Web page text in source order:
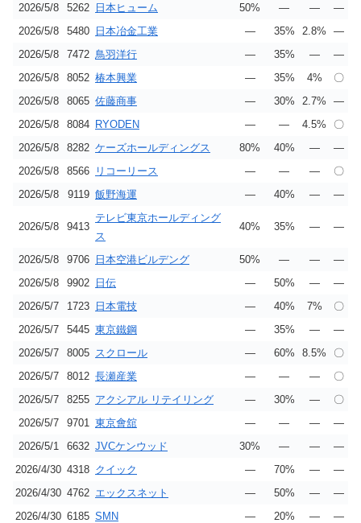
2026/5/8
5262 日本ヒューム 50% ― ―
―
2026/5/8
5480 日本冶金工業 ― 35% 2.8%
―
2026/5/8
7472 鳥羽洋行 ― 35% ―
―
2026/5/8
8052 椿本興業 ― 35% 4%
〇
2026/5/8
8065 佐藤商事 ― 30% 2.7%
―
2026/5/8
8084 RYODEN ― ― 4.5%
〇
2026/5/8
8282 ケーズホールディングス 80% 40% ―
―
2026/5/8
8566 リコーリース ― ― ―
〇
2026/5/8
9119 飯野海運 ― 40% ― ―
2026/5/8 9413
テレビ東京ホールディング
ス
40% 35% ― ―
2026/5/8 9706 日本空港ビルデング 50% ― ―
―
2026/5/8
9902 日伝 ― 50% ―
―
2026/5/7
1723 日本電技 ― 40% 7%
〇
2026/5/7
5445 東京鐵鋼 ― 35% ―
―
2026/5/7
8005 スクロール ― 60% 8.5%
〇
2026/5/7
8012 長瀬産業 ― ― ―
〇
2026/5/7
8255 アクシアル リテイリング ― 30% ―
〇
2026/5/7
9701 東京會舘 ― ― ―
―
2026/5/1
6632 JVCケンウッド 30% ― ―
―
2026/4/30 4318 クイック ― 70% ―
―
2026/4/30 4762 エックスネット ― 50% ―
―
2026/4/30 6185 SMN ― 20% ―
―